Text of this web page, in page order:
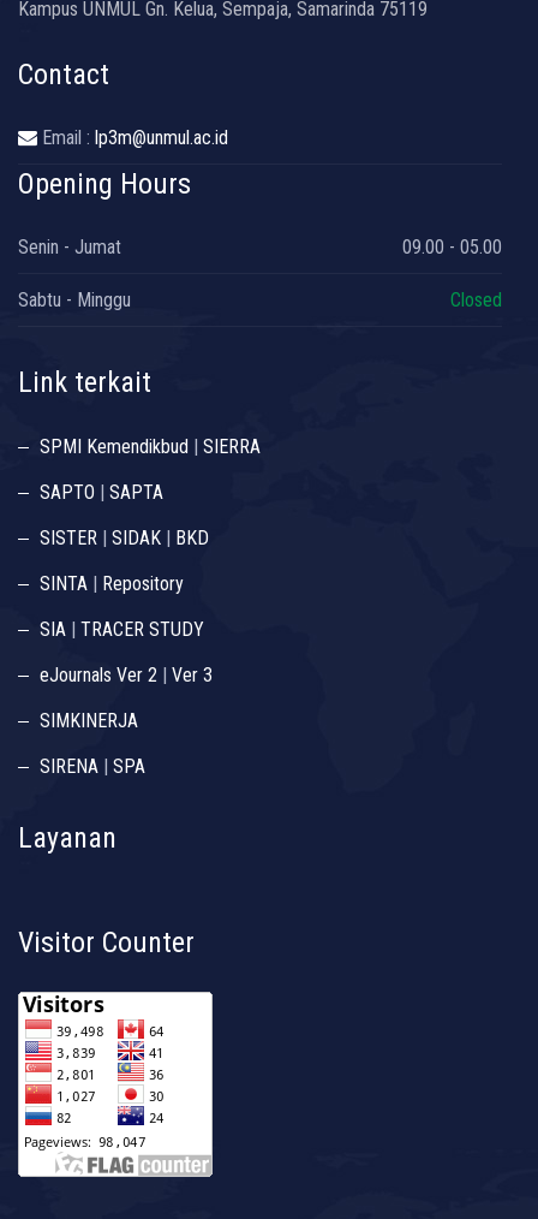
Kampus UNMUL Gn. Kelua, Sempaja, Samarinda 75119
Contact
Email : lp3m@unmul.ac.id
Opening Hours
Senin - Jumat 09.00 - 05.00
Sabtu - Minggu Closed
Link terkait
SPMI Kemendikbud | SIERRA
SAPTO | SAPTA
SISTER | SIDAK | BKD
SINTA | Repository
SIA | TRACER STUDY
eJournals Ver 2 | Ver 3
SIMKINERJA
SIRENA | SPA
Layanan
Visitor Counter